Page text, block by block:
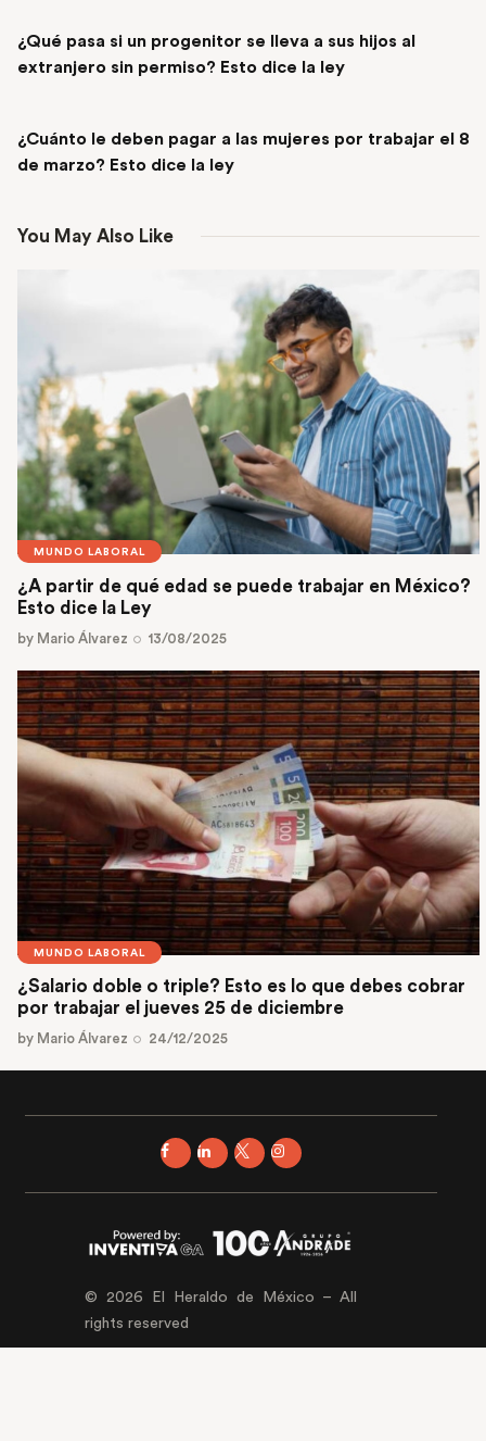
¿Qué pasa si un progenitor se lleva a sus hijos al
extranjero sin permiso? Esto dice la ley
¿Cuánto le deben pagar a las mujeres por trabajar el 8
de marzo? Esto dice la ley
You May Also Like
MUNDO LABORAL
¿A partir de qué edad se puede trabajar en México?
Esto dice la Ley
by Mario Álvarez 13/08/2025
MUNDO LABORAL
¿Salario doble o triple? Esto es lo que debes cobrar
por trabajar el jueves 25 de diciembre
by Mario Álvarez 24/12/2025
© 2026 El Heraldo de México – All
rights reserved